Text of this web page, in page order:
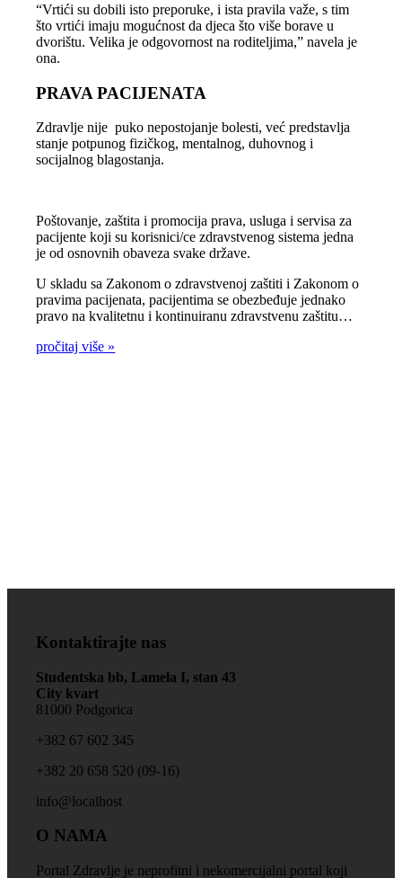
“Vrtići su dobili isto preporuke, i ista pravila važe, s tim
što vrtići imaju mogućnost da djeca što više borave u
dvorištu. Velika je odgovornost na roditeljima,” navela je
ona.
PRAVA PACIJENATA
Zdravlje nije puko nepostojanje bolesti, već predstavlja
stanje potpunog fizičkog, mentalnog, duhovnog i
socijalnog blagostanja.
Poštovanje, zaštita i promocija prava, usluga i servisa za
pacijente koji su korisnici/ce zdravstvenog sistema jedna
je od osnovnih obaveza svake države.
U skladu sa Zakonom o zdravstvenoj zaštiti i Zakonom o
pravima pacijenata, pacijentima se obezbeđuje jednako
pravo na kvalitetnu i kontinuiranu zdravstvenu zaštitu…
pročitaj više »
Kontaktirajte nas
Studentska bb, Lamela I, stan 43
City kvart
81000 Podgorica
+‎382 67 602 345
+‎382 20 658 520 (09-16)
info@localhost
O NAMA
Portal Zdravlje je neprofitni i nekomercijalni portal koji